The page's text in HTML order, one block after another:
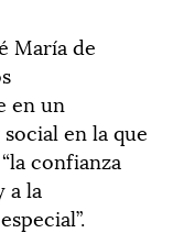
María de
en un
en la que
confianza
a la